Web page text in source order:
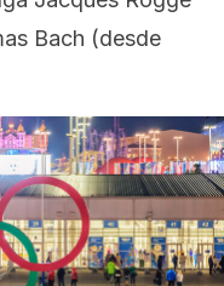
Bach (desde